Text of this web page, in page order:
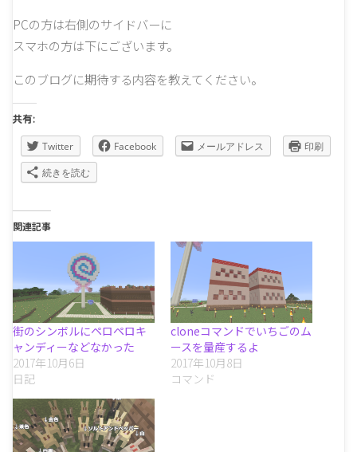
PCの方は右側のサイドバーに
スマホの方は下にございます。
このブログに期待する内容を教えてください。
共有:
Twitter Facebook メールアドレス
印刷
続きを読む
関連記事
街のシンボルにペロペロキ
ャンディーなどなかった
2017年10月6日
日記
cloneコマンドでいちごのム
ースを量産するよ
2017年10月8日
コマンド